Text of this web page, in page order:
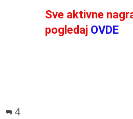
4
Sve aktivne
pogledaj OVDE